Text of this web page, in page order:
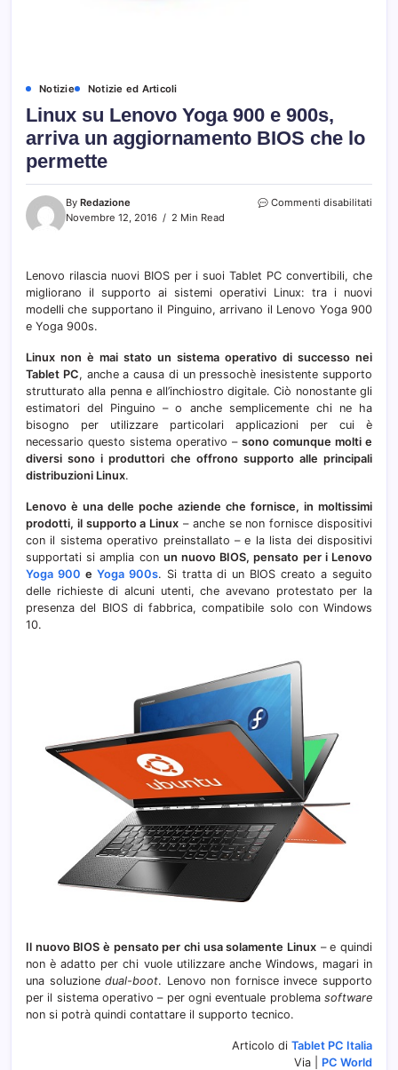
Notizie Notizie ed Articoli
Linux su Lenovo Yoga 900 e 900s,
arriva un aggiornamento BIOS che lo
permette
By Redazione
Novembre 12, 2016
2 Min Read
Commenti disabilitati
900
e
900s,
Lenovo rilascia nuovi BIOS per i suoi Tablet PC convertibili, che
migliorano il supporto ai sistemi operativi Linux: tra i nuovi
modelli che supportano il Pinguino, arrivano il Lenovo Yoga 900
e Yoga 900s.
Linux non è mai stato un sistema operativo di successo nei
Tablet PC, anche a causa di un pressochè inesistente supporto
strutturato alla penna e all’inchiostro digitale. Ciò nonostante gli
estimatori del Pinguino – o anche semplicemente chi ne ha
bisogno per utilizzare particolari applicazioni per cui è
necessario questo sistema operativo – sono comunque molti e
diversi sono i produttori che offrono supporto alle principali
distribuzioni Linux.
Lenovo è una delle poche aziende che fornisce, in moltissimi
prodotti, il supporto a Linux – anche se non fornisce dispositivi
con il sistema operativo preinstallato – e la lista dei dispositivi
supportati si amplia con un nuovo BIOS, pensato per i Lenovo
Yoga 900 e Yoga 900s. Si tratta di un BIOS creato a seguito
delle richieste di alcuni utenti, che avevano protestato per la
presenza del BIOS di fabbrica, compatibile solo con Windows
10.
Il nuovo BIOS è pensato per chi usa solamente Linux – e quindi
non è adatto per chi vuole utilizzare anche Windows, magari in
una soluzionedual-boot. Lenovo non fornisce invece supporto
per il sistema operativo – per ogni eventuale problema software
non si potrà quindi contattare il supporto tecnico.
Articolo di Tablet PC Italia
Via | PC World